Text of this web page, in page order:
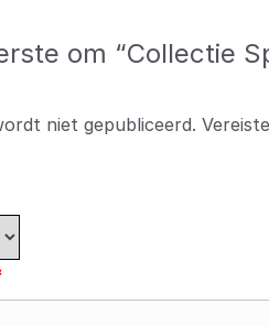
om “Collectie
niet gepubliceerd.